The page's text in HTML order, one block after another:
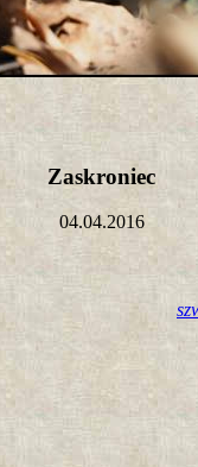
Zaskroniec
04.04.2016